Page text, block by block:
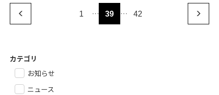
1 … 39 … 42
カテゴリ
お知らせ
ニュース